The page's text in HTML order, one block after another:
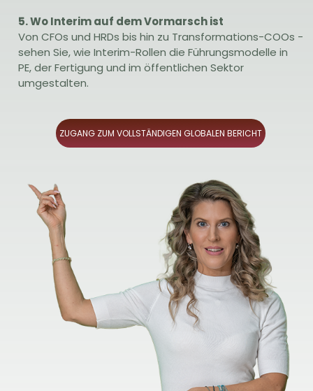
5. Wo Interim auf dem Vormarsch ist
Von CFOs und HRDs bis hin zu Transformations-COOs -
sehen Sie, wie Interim-Rollen die Führungsmodelle in
PE, der Fertigung und im öffentlichen Sektor
umgestalten.
ZUGANG ZUM VOLLSTÄNDIGEN GLOBALEN BERICHT